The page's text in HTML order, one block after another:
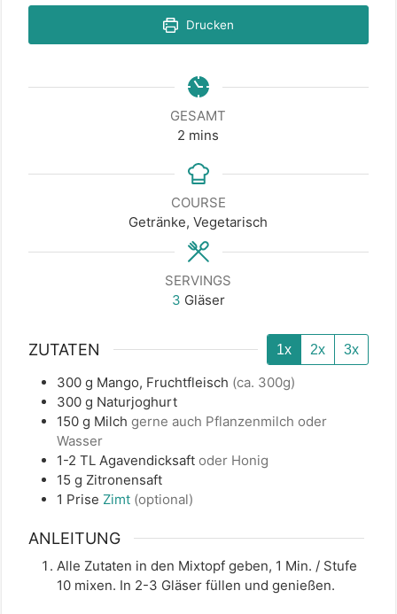
Drucken
GESAMT
2 minutes
mins
COURSE
Getränke, Vegetarisch
SERVINGS
3 Gläser
ZUTATEN 1x 2x 3x
300 g Mango, Fruchtfleisch (ca. 300g)
300 g Naturjoghurt
150 g Milch gerne auch Pflanzenmilch oder
Wasser
1-2 TL Agavendicksaftoder Honig
15 g Zitronensaft
1 Prise Zimt (optional)
ANLEITUNG
Alle Zutaten in den Mixtopf geben, 1 Min. / Stufe
10 mixen. In 2-3 Gläser füllen und genießen.